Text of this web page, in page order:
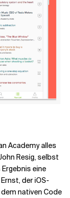
Academy alles
Resig, selbst
eine
der iOS-
nativen Code